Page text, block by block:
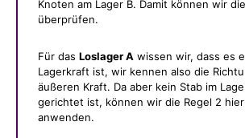
Knoten am Lager B. Damit können wir die
überprüfen.
Für das Loslager A wissen wir, dass es
Lagerkraft ist, wir kennen also die
äußeren Kraft. Da aber kein Stab im
gerichtet ist, können wir die Regel 2
anwenden.